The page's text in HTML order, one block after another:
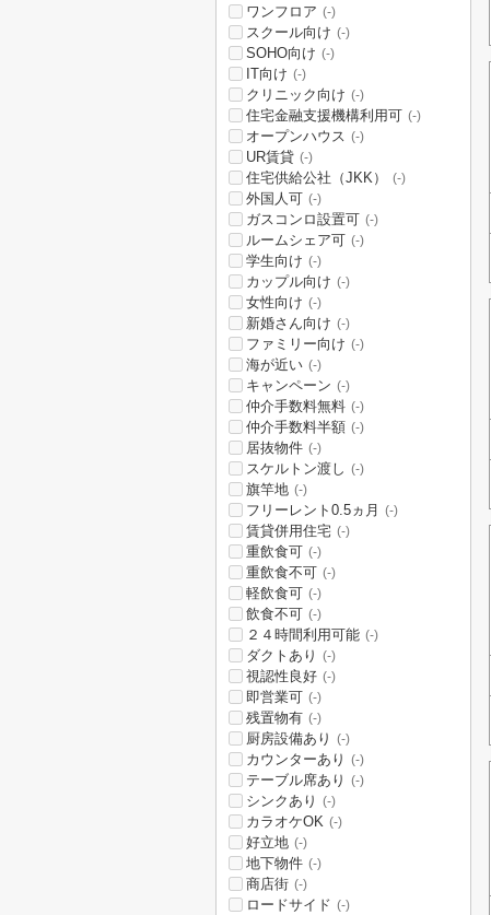
ワンフロア (-)
スクール向け (-)
SOHO向け (-)
IT向け (-)
クリニック向け (-)
住宅金融支援機構利用可 (-)
オープンハウス (-)
UR賃貸 (-)
住宅供給公社（JKK） (-)
外国人可 (-)
ガスコンロ設置可 (-)
ルームシェア可 (-)
学生向け (-)
カップル向け (-)
女性向け (-)
新婚さん向け (-)
ファミリー向け (-)
海が近い (-)
キャンペーン (-)
仲介手数料無料 (-)
仲介手数料半額 (-)
居抜物件 (-)
スケルトン渡し (-)
旗竿地 (-)
フリーレント0.5ヵ月 (-)
賃貸併用住宅 (-)
重飲食可 (-)
重飲食不可 (-)
軽飲食可 (-)
飲食不可 (-)
２４時間利用可能 (-)
ダクトあり (-)
視認性良好 (-)
即営業可 (-)
残置物有 (-)
厨房設備あり (-)
カウンターあり (-)
テーブル席あり (-)
シンクあり (-)
カラオケOK (-)
好立地 (-)
地下物件 (-)
商店街 (-)
ロードサイド (-)